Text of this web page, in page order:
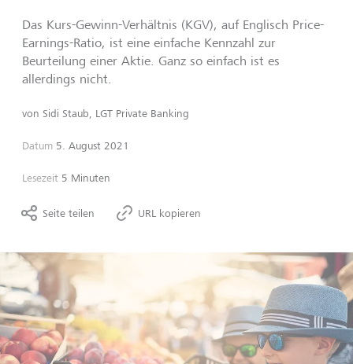
Das Kurs-Gewinn-Verhältnis (KGV), auf Englisch Price-
Earnings-Ratio, ist eine einfache Kennzahl zur
Beurteilung einer Aktie. Ganz so einfach ist es
allerdings nicht.
von Sidi Staub, LGT Private Banking
Datum 5. August 2021
Lesezeit 5 Minuten
Seite teilen URL kopieren